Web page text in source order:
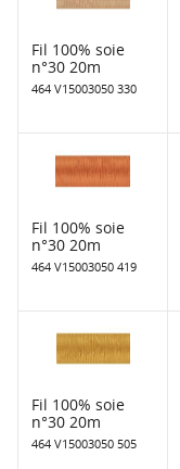
Fil 100% soie
n°30 20m
464 V15003050 330
Fil 100% soie
n°30 20m
464 V15003050 419
Fil 100% soie
n°30 20m
464 V15003050 505